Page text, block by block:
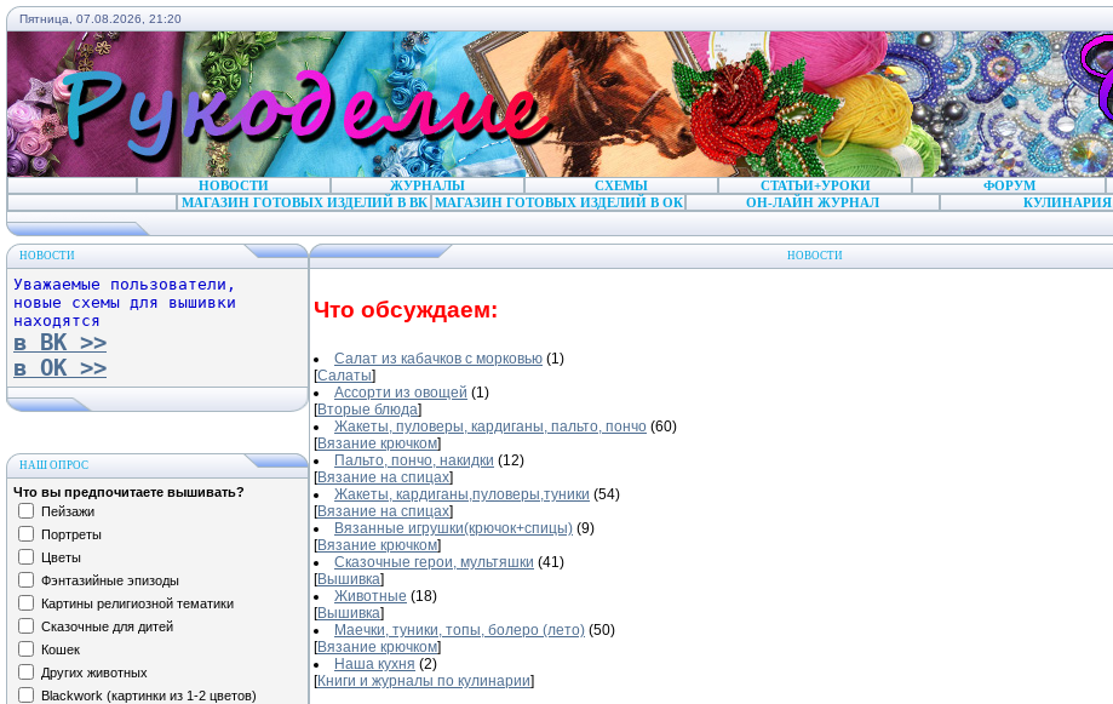
Пятница, 07.08.2026, 21:20
НОВОСТИ ЖУРНАЛЫ СХЕМЫ СТАТЬИ+УРОКИ ФОРУМ
МАГАЗИН ГОТОВЫХ ИЗДЕЛИЙ В ВК МАГАЗИН ГОТОВЫХ ИЗДЕЛИЙ В ОК ОН-ЛАЙН ЖУРНАЛ КУЛИНАРИЯ
НОВОСТИ
Уважаемые пользователи,
новые схемы для вышивки
находятся
в ВК >>
в ОК >>
НАШ ОПРОС
Что вы предпочитаете вышивать?
Пейзажи
Портреты
Цветы
Фэнтазийные эпизоды
Картины религиозной тематики
Сказочные для дитей
Кошек
Других животных
Blackwork (картинки из 1-2 цветов)
НОВОСТИ
Что обсуждаем:
Салат из кабачков с морковью (1)
[Салаты]
Ассорти из овощей (1)
[Вторые блюда]
Жакеты, пуловеры, кардиганы, пальто, пончо (60)
[Вязание крючком]
Пальто, пончо, накидки (12)
[Вязание на спицах]
Жакеты, кардиганы,пуловеры,туники (54)
[Вязание на спицах]
Вязанные игрушки(крючок+спицы) (9)
[Вязание крючком]
Сказочные герои, мультяшки (41)
[Вышивка]
Животные (18)
[Вышивка]
Маечки, туники, топы, болеро (лето) (50)
[Вязание крючком]
Наша кухня (2)
[Книги и журналы по кулинарии]